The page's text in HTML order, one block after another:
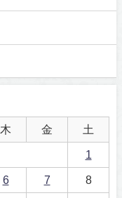
木 金 土
1
6 7 8